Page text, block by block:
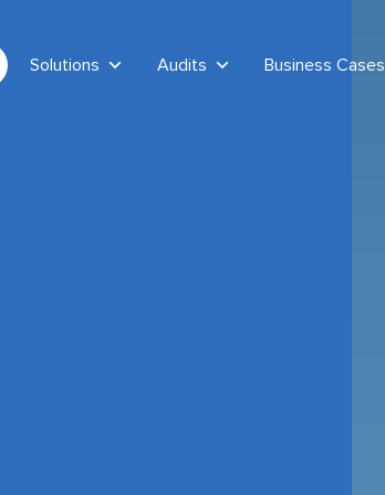
Solutions Audits Business Cases